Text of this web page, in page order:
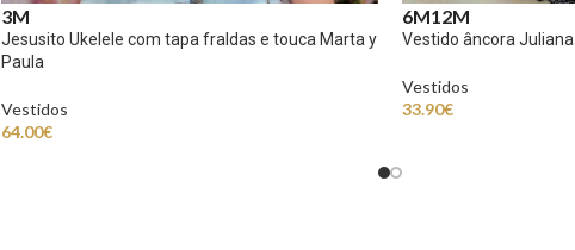
3M
Jesusito Ukelele com tapa fraldas e touca Marta y
Paula
Vestidos
64.00€
6M12M
Vestido âncora Juliana
Vestidos
33.90€